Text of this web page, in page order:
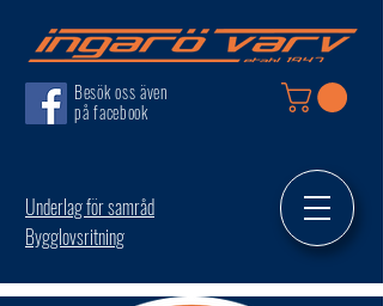
Besök oss även
på facebook
Underlag för samråd
Bygglovsritning